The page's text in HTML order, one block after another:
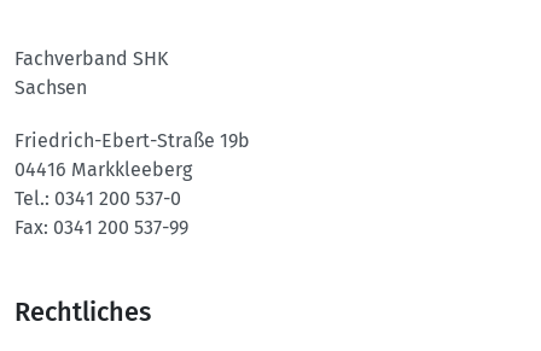
Fachverband SHK
Sachsen
Friedrich-Ebert-Straße 19b
04416 Markkleeberg
Tel.: 0341 200 537-0
Fax: 0341 200 537-99
Rechtliches